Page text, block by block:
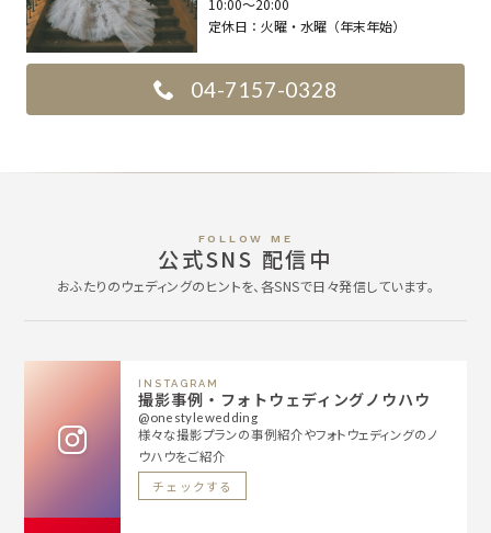
10:00〜20:00
定休日： 火曜・水曜（年末年始）
04-7157-0328
FOLLOW ME
公式SNS 配信中
おふたりのウェディングのヒントを、各SNSで日々発信しています。
INSTAGRAM
撮影事例・フォトウェディングノウハウ
@onestylewedding
様々な撮影プランの事例紹介やフォトウェディングのノ
ウハウをご紹介
チェックする